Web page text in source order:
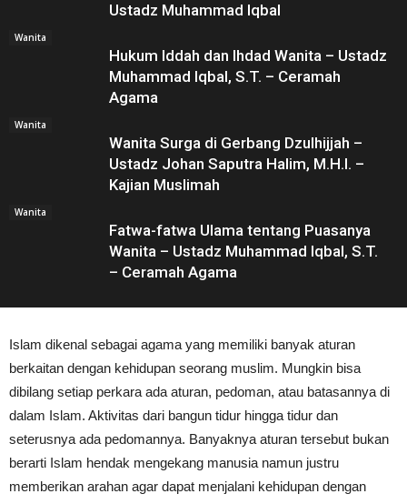
Ustadz Muhammad Iqbal
Wanita
Hukum Iddah dan Ihdad Wanita – Ustadz
Muhammad Iqbal, S.T. – Ceramah
Agama
Wanita
Wanita Surga di Gerbang Dzulhijjah –
Ustadz Johan Saputra Halim, M.H.I. –
Kajian Muslimah
Wanita
Fatwa-fatwa Ulama tentang Puasanya
Wanita – Ustadz Muhammad Iqbal, S.T.
– Ceramah Agama
Islam dikenal sebagai agama yang memiliki banyak aturan
berkaitan dengan kehidupan seorang muslim. Mungkin bisa
dibilang setiap perkara ada aturan, pedoman, atau batasannya di
dalam Islam. Aktivitas dari bangun tidur hingga tidur dan
seterusnya ada pedomannya. Banyaknya aturan tersebut bukan
berarti Islam hendak mengekang manusia namun justru
memberikan arahan agar dapat menjalani kehidupan dengan